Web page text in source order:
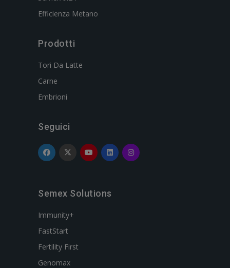
Efficienza Metano
Prodotti
Tori Da Latte
Carne
Embrioni
Seguici
Semex Solutions
Immunity+
FastStart
Fertility First
Genomax